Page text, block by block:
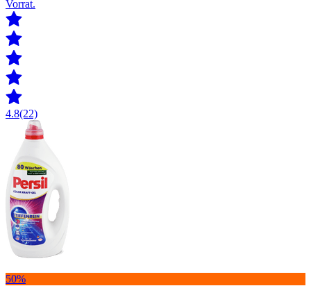
Vorrat.
4.8(22)
50%